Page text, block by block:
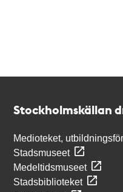
Stockholmskällan
Medioteket,
Stadsmuseet
Medeltidsmuseet
Stadsbiblioteket